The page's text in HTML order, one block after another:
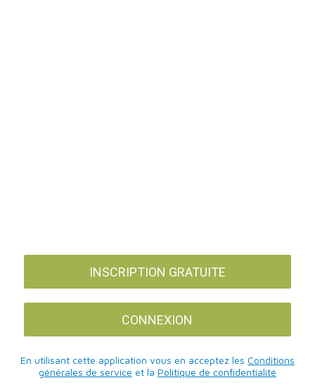
INSCRIPTION GRATUITE
CONNEXION
En utilisant cette application vous en acceptez les Conditions
générales de service et la Politique de confidentialité